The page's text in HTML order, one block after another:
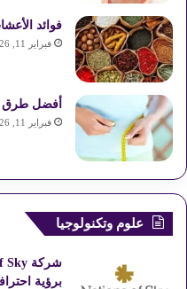
فوائد
فبراير 11, 2026
أفضل طرق
فبراير 11, 2026
علوم وتكنولوجيا
برؤية